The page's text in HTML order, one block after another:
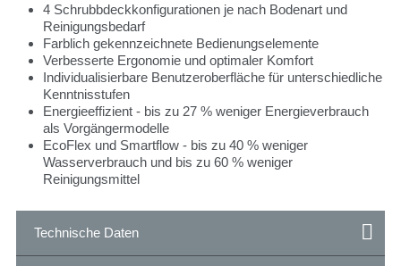
4 Schrubbdeckkonfigurationen je nach Bodenart und
Reinigungsbedarf
Farblich gekennzeichnete Bedienungselemente
Verbesserte Ergonomie und optimaler Komfort
Individualisierbare Benutzeroberfläche für unterschiedliche
Kenntnisstufen
Energieeffizient - bis zu 27 % weniger Energieverbrauch
als Vorgängermodelle
EcoFlex und Smartflow - bis zu 40 % weniger
Wasserverbrauch und bis zu 60 % weniger
Reinigungsmittel
Technische Daten